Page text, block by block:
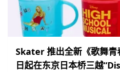
Skater 推出全新《歌舞青
日起在东京日本桥三越